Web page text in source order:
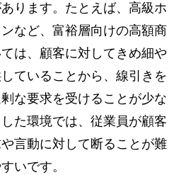
ります。たとえば、高級ホ
など、富裕層向けの高額商
は、顧客に対してきめ細や
ていることから、線引きを
な要求を受けることが少な
た環境では、従業員が顧客
言動に対して断ることが難
いです。